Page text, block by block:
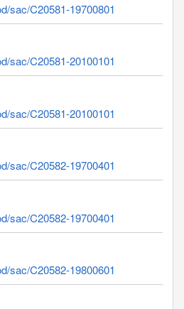
sac/C20581-19700801
sac/C20581-20100101
sac/C20581-20100101
sac/C20582-19700401
sac/C20582-19700401
sac/C20582-19800601